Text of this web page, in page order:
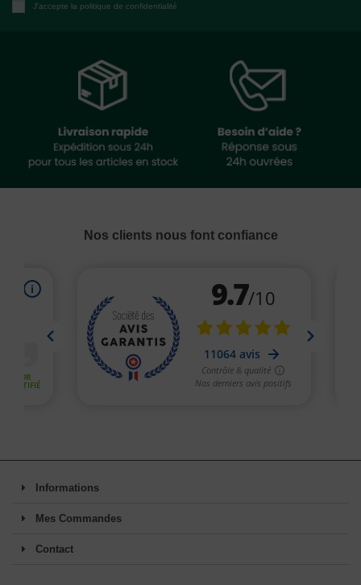
J'accepte la politique de confidentialité
Nos clients nous font confiance
Informations
Mes Commandes
Contact